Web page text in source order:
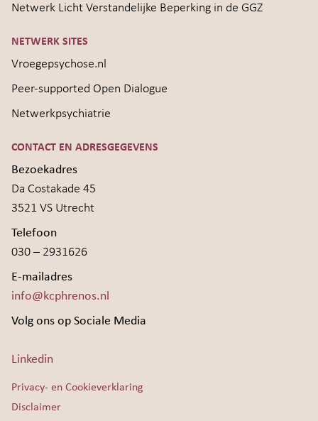
Netwerk Licht Verstandelijke Beperking in de GGZ
NETWERK SITES
Vroegepsychose.nl
Peer-supported Open Dialogue
Netwerkpsychiatrie
CONTACT EN ADRESGEGEVENS
Bezoekadres
Da Costakade 45
3521 VS Utrecht
Telefoon
030 – 2931626
E-mailadres
info@kcphrenos.nl
Volg ons op Sociale Media
Linkedin
Privacy- en Cookieverklaring
Disclaimer